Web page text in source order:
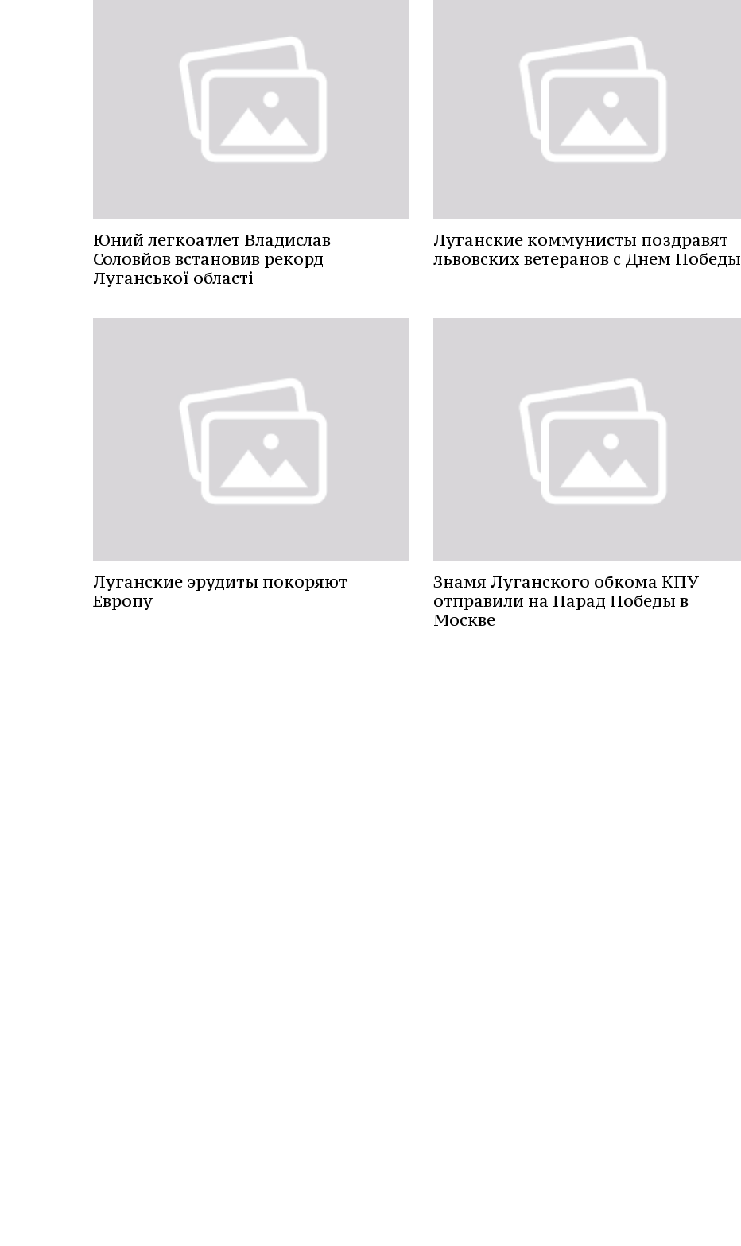
Юний легкоатлет Владислав
Соловйов встановив рекорд
Луганської області
Луганские коммунисты поздравят
львовских ветеранов с Днем Победы
Луганские эрудиты покоряют
Европу
Знамя Луганского обкома КПУ
отправили на Парад Победы в
Москве